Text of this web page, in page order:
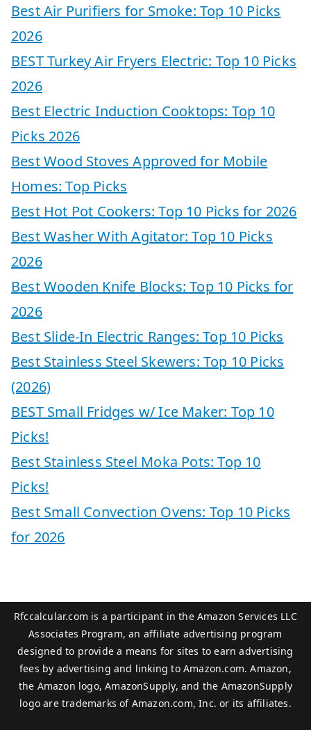
Best Air Purifiers for Smoke: Top 10 Picks
2026
BEST Turkey Air Fryers Electric: Top 10 Picks
2026
Best Electric Induction Cooktops: Top 10
Picks 2026
Best Wood Stoves Approved for Mobile
Homes: Top Picks
Best Hot Pot Cookers: Top 10 Picks for 2026
Best Washer With Agitator: Top 10 Picks
2026
Best Wooden Knife Blocks: Top 10 Picks for
2026
Best Slide-In Electric Ranges: Top 10 Picks
Best Stainless Steel Skewers: Top 10 Picks
(2026)
BEST Small Fridges w/ Ice Maker: Top 10
Picks!
Best Stainless Steel Moka Pots: Top 10
Picks!
Best Small Convection Ovens: Top 10 Picks
for 2026
Rfccalcular.com is a participant in the Amazon Services LLC
Associates Program, an affiliate advertising program
designed to provide a means for sites to earn advertising
fees by advertising and linking to Amazon.com. Amazon,
the Amazon logo, AmazonSupply, and the AmazonSupply
logo are trademarks of Amazon.com, Inc. or its affiliates.